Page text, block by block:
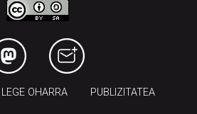
LEGE OHARRA PUBLIZITATEA